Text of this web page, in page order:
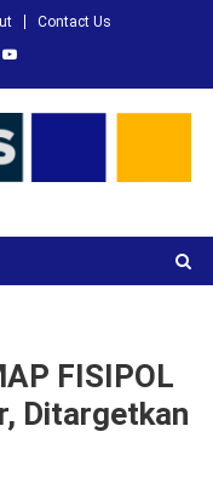
Contact Us
FISIPOL
Ditargetkan